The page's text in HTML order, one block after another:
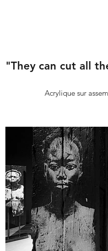
"They can cut all
Acrylique sur